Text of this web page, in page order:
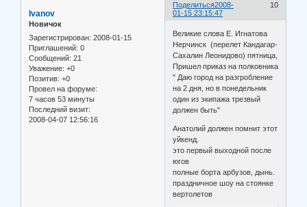
Поделиться 10
2008-
01-15 23:15:47
Ivanov
Новичок
Зарегистрирован: 2008-01-15
Приглашений: 0
Сообщений: 21
Уважение: +0
Позитив: +0
Провел на форуме:
7 часов 53 минуты
Последний визит:
2008-04-07 12:56:16
Великие слова Е. Игнатова
Нерчинск (перелет Кандагар-
Сахалин Леонидово) пятница,
Пришел приказ на полковника
" Даю город на разгробление
на 2 дня, но в понедельник
один из экипажа трезвый
должен быть"
Анатолий должен помнит этот
уйкенд.
это первый выходной после
югов
полные борта арбузов, дынь.
праздничное шоу на стоянке
вертолетов